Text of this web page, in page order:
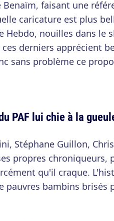
Benaïm, faisant une
caricature est plus
Hebdo, nouilles dans le
derniers apprécient
sans problème ce
PAF lui chie à la
Stéphane Guillon,
propres chroniqueurs,
qu'il craque.
pauvres bambins brisés